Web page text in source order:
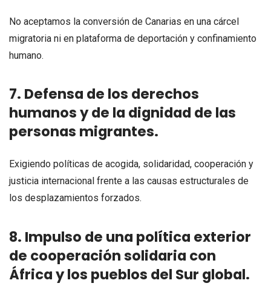
No aceptamos la conversión de Canarias en una cárcel
migratoria ni en plataforma de deportación y confinamiento
humano.
7. Defensa de los derechos
humanos y de la dignidad de las
personas migrantes.
Exigiendo políticas de acogida, solidaridad, cooperación y
justicia internacional frente a las causas estructurales de
los desplazamientos forzados.
8. Impulso de una política exterior
de cooperación solidaria con
África y los pueblos del Sur global.